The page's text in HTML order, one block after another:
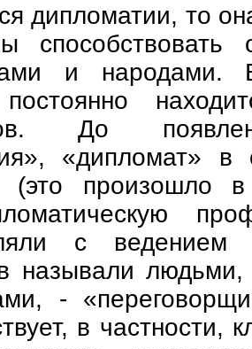
дипломатии, то
и
До
«дипломат» в
(это произошло
с ведением
называли
-
в частности,